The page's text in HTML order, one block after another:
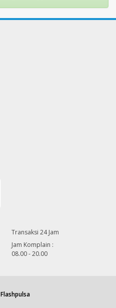
Transaksi 24 Jam
Jam Komplain :
08.00 - 20.00
Flashpulsa